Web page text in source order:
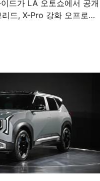
드가 LA 오토쇼에서 공개
드, X-Pro 강화 오프로드